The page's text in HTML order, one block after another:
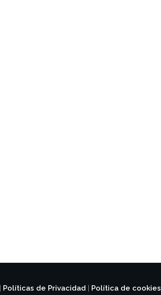
Políticas de Privacidad Política de cookies